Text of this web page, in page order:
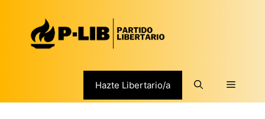
contenido
Hazte Libertario/a Menú